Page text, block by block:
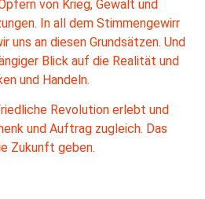
von Krieg, Gewalt und
In all dem Stimmengewirr
uns an diesen Grundsätzen. Und
Blick auf die Realität und
und Handeln.
Revolution erlebt und
und Auftrag zugleich. Das
Zukunft geben.